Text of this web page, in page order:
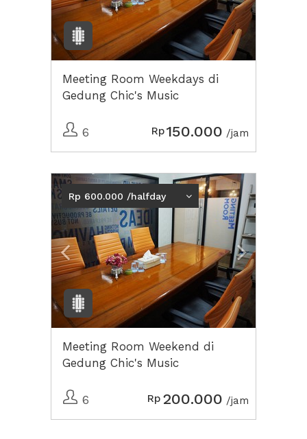
Meeting Room Weekdays di
Gedung Chic's Music
6 Rp150.000 /jam
Previous Next2
Rp 600.000 /halfday
Meeting Room Weekend di
Gedung Chic's Music
6 Rp 200.000 /jam